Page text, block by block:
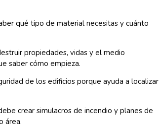
qué tipo de material necesitas y cuánto
propiedades, vidas y el medio
saber cómo empieza.
de los edificios porque ayuda a localizar
crear simulacros de incendio y planes de
área.